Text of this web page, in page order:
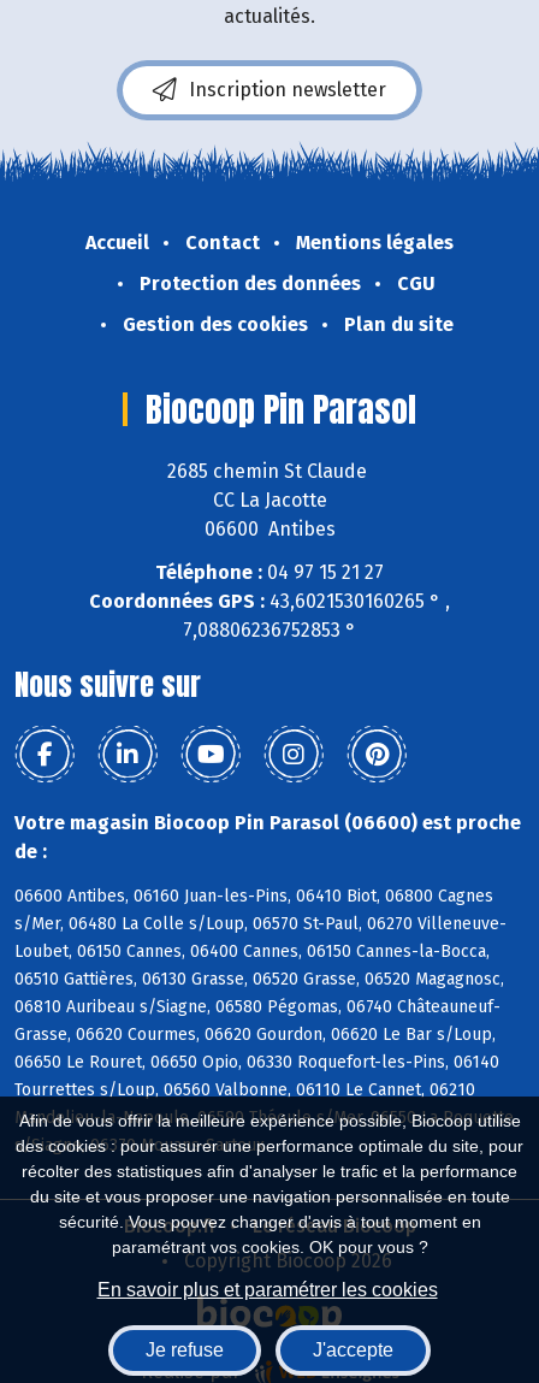
Afin de vous offrir la meilleure expérience possible, Biocoop utilise
des cookies : pour assurer une performance optimale du site, pour
récolter des statistiques afin d'analyser le trafic et la performance
du site et vous proposer une navigation personnalisée en toute
sécurité. Vous pouvez changer d'avis à tout moment en
paramétrant vos cookies. OK pour vous ?
En savoir plus et paramétrer les cookies
Je refuse J'accepte
actualités.
Inscription newsletter
Accueil Contact
Mentions légales
Protection des données
CGU
Gestion des cookies
Plan du site
Biocoop Pin Parasol
2685 chemin St Claude
CC La Jacotte
06600 Antibes
Téléphone : 04 97 15 21 27
Coordonnées GPS : 43,6021530160265 ° ,
7,08806236752853 °
Nous suivre sur
Votre magasin Biocoop Pin Parasol (06600) est proche
de :
06600 Antibes, 06160 Juan-les-Pins, 06410 Biot, 06800 Cagnes
s/Mer, 06480 La Colle s/Loup, 06570 St-Paul, 06270 Villeneuve-
Loubet, 06150 Cannes, 06400 Cannes, 06150 Cannes-la-Bocca,
06510 Gattières, 06130 Grasse, 06520 Grasse, 06520 Magagnosc,
06810 Auribeau s/Siagne, 06580 Pégomas, 06740 Châteauneuf-
Grasse, 06620 Courmes, 06620 Gourdon, 06620 Le Bar s/Loup,
06650 Le Rouret, 06650 Opio, 06330 Roquefort-les-Pins, 06140
Tourrettes s/Loup, 06560 Valbonne, 06110 Le Cannet, 06210
Mandelieu-la-Napoule, 06590 Théoule s/Mer, 06550 La Roquette
s/Siagne, 06370 Mouans-Sartoux
Biocoop.fr
Le réseau Biocoop
Copyright Biocoop 2026
Réalisé par